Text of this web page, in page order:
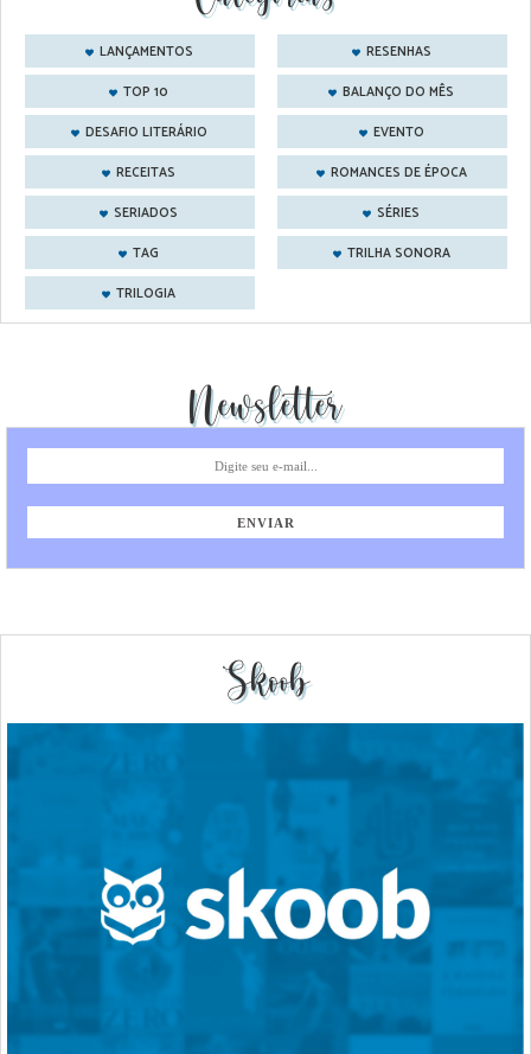
LANÇAMENTOS
RESENHAS
TOP 10
BALANÇO DO MÊS
DESAFIO LITERÁRIO
EVENTO
RECEITAS
ROMANCES DE ÉPOCA
SERIADOS
SÉRIES
TAG
TRILHA SONORA
TRILOGIA
Newsletter
Skoob